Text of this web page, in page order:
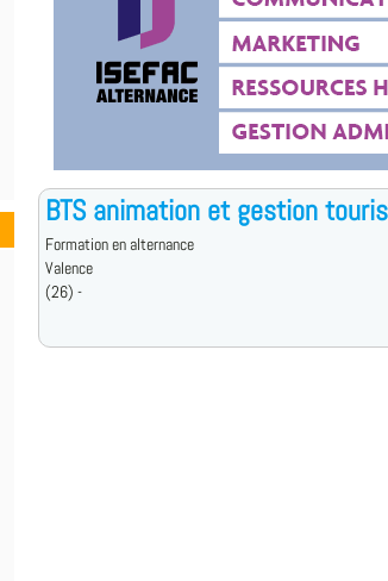
BTS animation et gestion
Formation en alternance
Valence
(26) -